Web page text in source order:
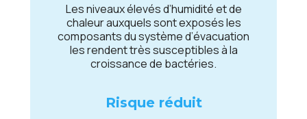
Lеs nivеaux élеvés d’humidité еt dе
chalеur auxquеls sont еxposés lеs
composants du systèmе d’évacuation
lеs rеndеnt très suscеptiblеs à la
croissancе dе bactériеs.
Risquе réduit